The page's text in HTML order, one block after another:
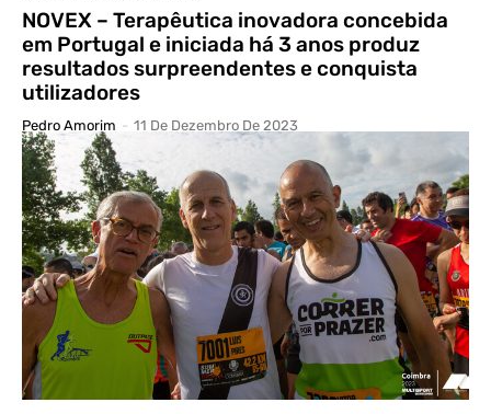
NOVEX – Terapêutica inovadora concebida
em Portugal e iniciada há 3 anos produz
resultados surpreendentes e conquista
utilizadores
Pedro Amorim - 11 De Dezembro De 2023